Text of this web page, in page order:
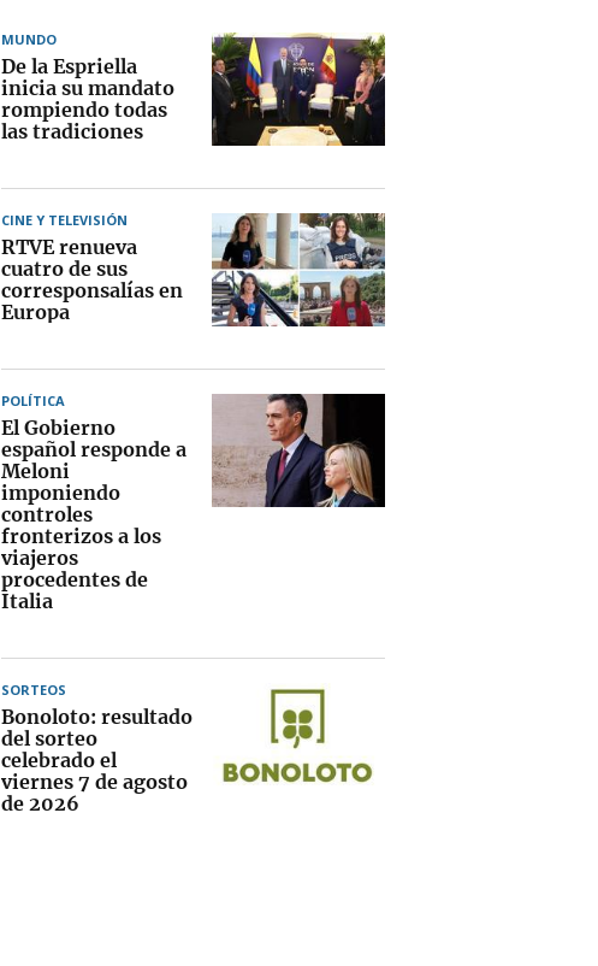
MUNDO
De la Espriella
inicia su mandato
rompiendo todas
las tradiciones
CINE Y TELEVISIÓN
RTVE renueva
cuatro de sus
corresponsalías en
Europa
POLÍTICA
El Gobierno
español responde a
Meloni
imponiendo
controles
fronterizos a los
viajeros
procedentes de
Italia
SORTEOS
Bonoloto: resultado
del sorteo
celebrado el
viernes 7 de agosto
de 2026